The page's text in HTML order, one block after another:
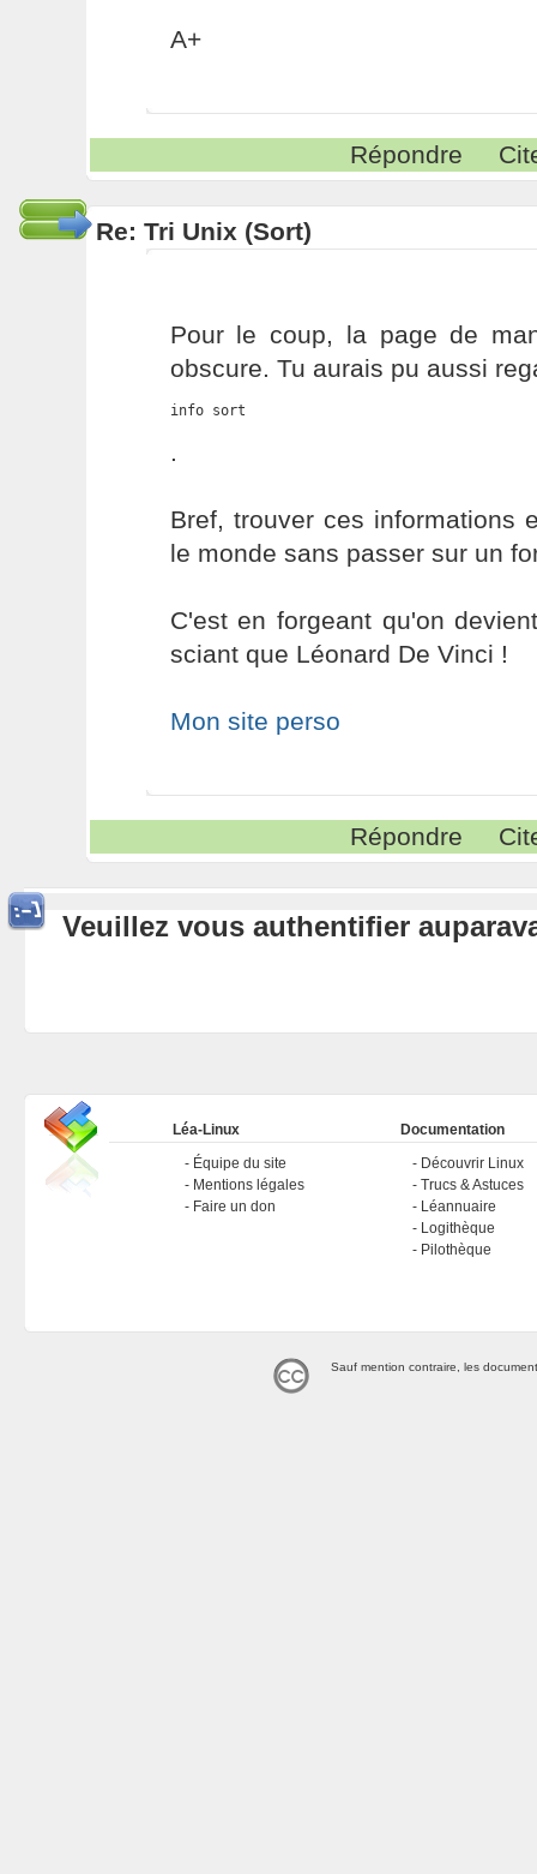
A+
Répondre
Re: Tri Unix (Sort)
Pour le coup, la page de
obscure. Tu aurais pu aussi
info sort
.
Bref, trouver ces informations
le monde sans passer sur un
C'est en forgeant qu'on
sciant que Léonard De Vinci !
Mon site perso
Répondre
Veuillez vous authentifier
Léa-Linux
Équipe du site
Mentions légales
Faire un don
Documentation
Découvrir Linux
Trucs & Astuces
Léannuaire
Logithèque
Pilothèque
Sauf mention contraire, les